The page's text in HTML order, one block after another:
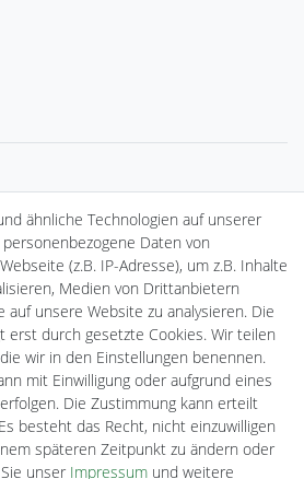
ähnliche Technologien auf unserer
Daten von
(z.B. IP-Adresse), um z.B. Inhalte
Medien von Drittanbietern
auf unsere Website zu analysieren. Die
erst durch gesetzte Cookies. Wir teilen
wir in den Einstellungen benennen.
mit Einwilligung oder aufgrund eines
Die Zustimmung kann erteilt
besteht das Recht, nicht einzuwilligen
späteren Zeitpunkt zu ändern oder
unser Impressum und weitere